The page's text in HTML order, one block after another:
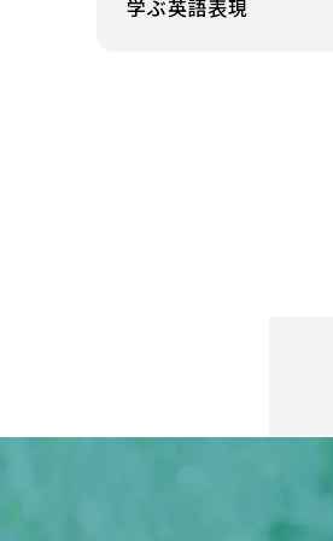
学ぶ英語表現